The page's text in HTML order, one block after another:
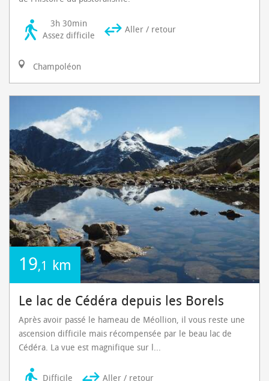
3h 30min
Assez difficile
Aller / retour
Champoléon
19,1 km
Le lac de Cédéra depuis les Borels
Après avoir passé le hameau de Méollion, il vous reste une
ascension difficile mais récompensée par le beau lac de
Cédéra. La vue est magnifique sur l...
Difficile Aller / retour